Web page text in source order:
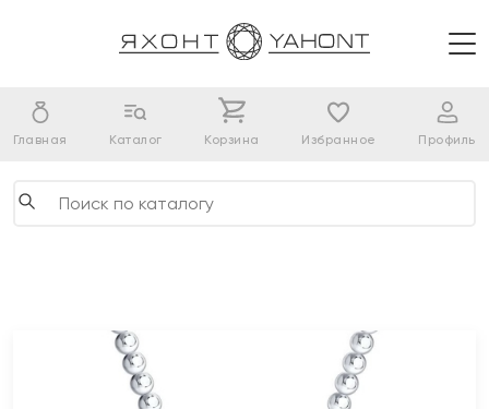
Главная Каталог Корзина Избранное Профиль